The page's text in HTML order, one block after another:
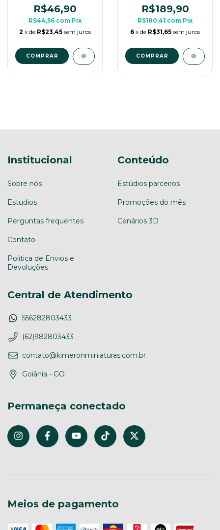
Mesa
R$46,90
R$44,56 com Pix
2 x de R$23,45 sem juros
Para RPG de Mesa
R$189,90
R$180,41 com Pix
6 x de R$31,65 sem juros
Institucional
Sobre nós
Estudios
Perguntas frequentes
Contato
Politica de Envios e
Devoluções
Conteúdo
Estúdios parceiros
Promoções do mês
Cenários 3D
Central de Atendimento
556282803433
(62)982803433
contato@kimeronminiaturas.com.br
Goiânia - GO
Permaneça conectado
Meios de pagamento